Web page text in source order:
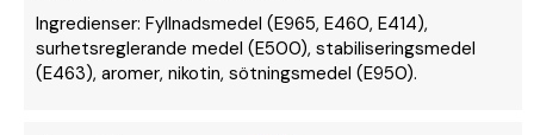
Ingredienser: Fyllnadsmedel (E965, E460, E414),
surhetsreglerande medel (E500), stabiliseringsmedel
(E463), aromer, nikotin, sötningsmedel (E950).